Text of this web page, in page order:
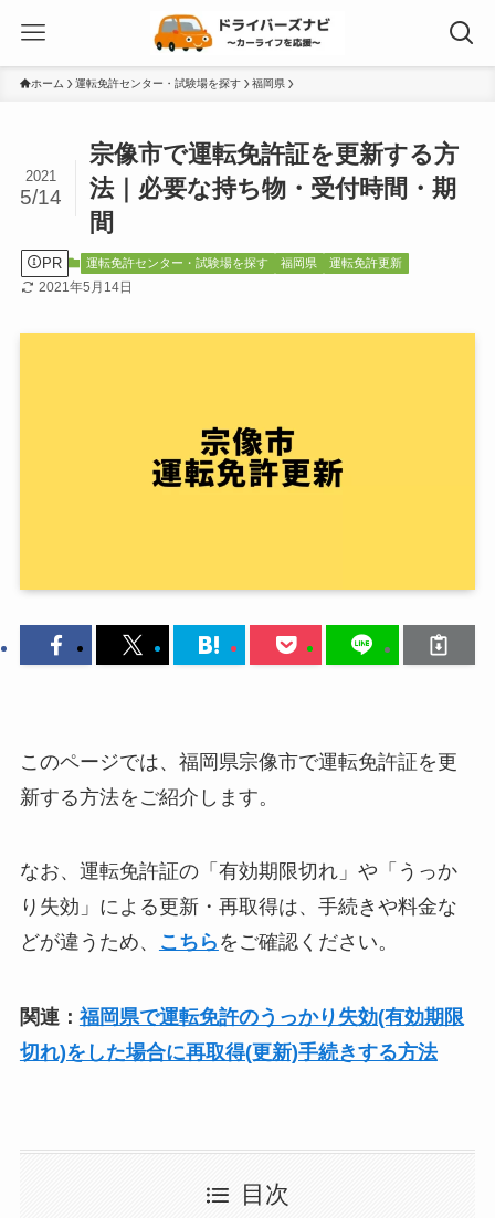
ホーム 運転免許センター・試験場を探す 福岡県
宗像市で運転免許証を更新する方
法｜必要な持ち物・受付時間・期
間
2021
5/14
PR 運転免許センター・試験場を探す 福岡県 運転免許更新
2021年5月14日
このページでは、福岡県宗像市で運転免許証を更
新する方法をご紹介します。
なお、運転免許証の「有効期限切れ」や「うっか
り失効」による更新・再取得は、手続きや料金な
どが違うため、
こちら をご確認ください。
関連： 福岡県で運転免許のうっかり失効(有効期限
切れ)をした場合に再取得(更新)手続きする方法
目次